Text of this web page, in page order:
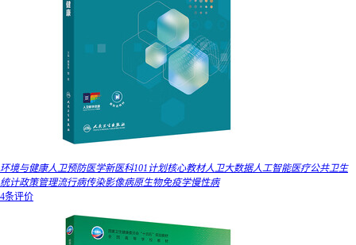
环境与健康人卫预防医学新医科101计划核心教材人卫大数据人工智能医疗公共卫生
统计政策管理流行病传染影像病原生物免疫学慢性病
4条评价